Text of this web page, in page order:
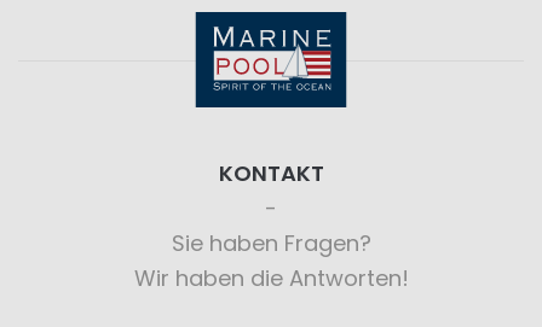
KONTAKT
Sie haben Fragen?
Wir haben die Antworten!